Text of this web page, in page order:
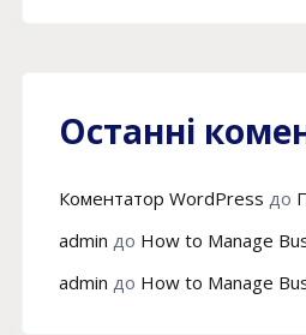
Останні
Коментатор WordPress до
admin до How to Manage
admin до How to Manage